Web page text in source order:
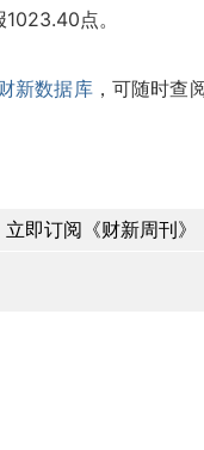
点。
新数据库，可随时查
立即订阅《财新周刊